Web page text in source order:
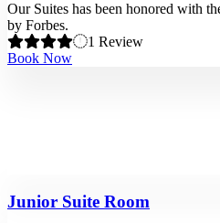
Our Suites has been honored with
by Forbes.
1 Review
Book Now
Junior Suite Room